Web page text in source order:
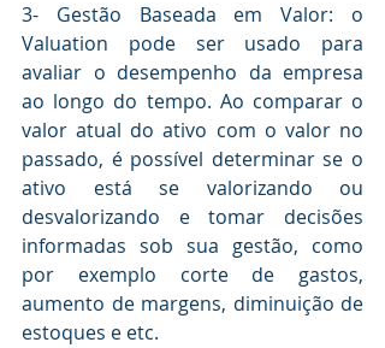
3- Gestão Baseada em Valor: o
Valuation pode ser usado para
avaliar o desempenho da empresa
ao longo do tempo. Ao comparar o
valor atual do ativo com o valor no
passado, é possível determinar se o
ativo está se valorizando ou
desvalorizando e tomar decisões
informadas sob sua gestão, como
por exemplo corte de gastos,
aumento de margens, diminuição de
estoques e etc.